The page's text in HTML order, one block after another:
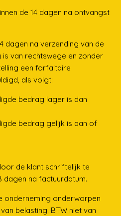
de 14 dagen na ontvangst
dagen na verzending van de
van rechtswege en zonder
een forfaitaire
als volgt:
bedrag lager is dan
bedrag gelijk is aan of
de klant schriftelijk te
dagen na factuurdatum.
onderneming onderworpen
belasting. BTW niet van